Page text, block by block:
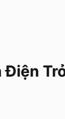
Điện